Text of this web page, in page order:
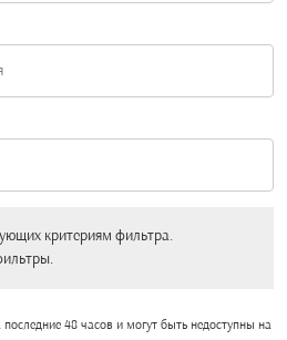
критериям фильтра.
48 часов и могут быть недоступны на